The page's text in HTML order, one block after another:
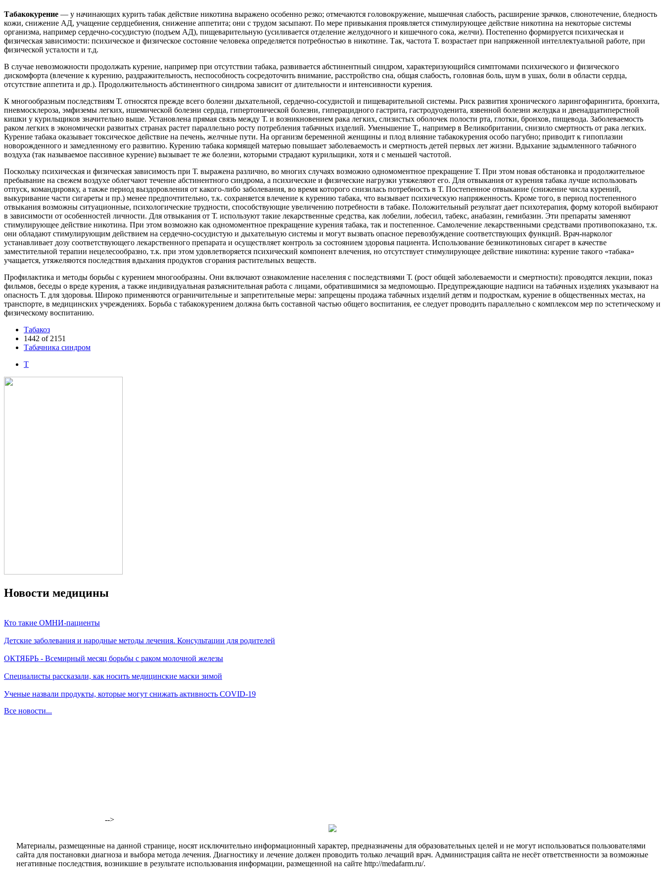
Табакокурение — у начинающих курить табак действие никотина выражено особенно резко; отмечаются головокружение, мышечная слабость, расширение зрачков, слюнотечение, бледность
кожи, снижение АД, учащение сердцебиения, снижение аппетита; они с трудом засыпают. По мере привыкания проявляется стимулирующее действие никотина на некоторые системы
организма, например сердечно-сосудистую (подъем АД), пищеварительную (усиливается отделение желудочного и кишечного сока, желчи). Постепенно формируется психическая и
физическая зависимости: психическое и физическое состояние человека определяется потребностью в никотине. Так, частота Т. возрастает при напряженной интеллектуальной работе, при
физической усталости и т.д.
В случае невозможности продолжать курение, например при отсутствии табака, развивается абстинентный синдром, характеризующийся симптомами психического и физического
дискомфорта (влечение к курению, раздражительность, неспособность сосредоточить внимание, расстройство сна, общая слабость, головная боль, шум в ушах, боли в области сердца,
отсутствие аппетита и др.). Продолжительность абстинентного синдрома зависит от длительности и интенсивности курения.
К многообразным последствиям Т. относятся прежде всего болезни дыхательной, сердечно-сосудистой и пищеварительной системы. Риск развития хронического ларингофарингита, бронхита,
пневмосклероза, эмфиземы легких, ишемической болезни сердца, гипертонической болезни, гиперацидного гастрита, гастродуоденита, язвенной болезни желудка и двенадцатиперстной
кишки у курильщиков значительно выше. Установлена прямая связь между Т. и возникновением рака легких, слизистых оболочек полости рта, глотки, бронхов, пищевода. Заболеваемость
раком легких в экономически развитых странах растет параллельно росту потребления табачных изделий. Уменьшение Т., например в Великобритании, снизило смертность от рака легких.
Курение табака оказывает токсическое действие на печень, желчные пути. На организм беременной женщины и плод влияние табакокурения особо пагубно; приводит к гипоплазии
новорожденного и замедленному его развитию. Курению табака кормящей матерью повышает заболеваемость и смертность детей первых лет жизни. Вдыхание задымленного табачного
воздуха (так называемое пассивное курение) вызывает те же болезни, которыми страдают курильщики, хотя и с меньшей частотой.
Поскольку психическая и физическая зависимость при Т. выражена различно, во многих случаях возможно одномоментное прекращение Т. При этом новая обстановка и продолжительное
пребывание на свежем воздухе облегчают течение абстинентного синдрома, а психические и физические нагрузки утяжеляют его. Для отвыкания от курения табака лучше использовать
отпуск, командировку, а также период выздоровления от какого-либо заболевания, во время которого снизилась потребность в Т. Постепенное отвыкание (снижение числа курений,
выкуривание части сигареты и пр.) менее предпочтительно, т.к. сохраняется влечение к курению табака, что вызывает психическую напряженность. Кроме того, в период постепенного
отвыкания возможны ситуационные, психологические трудности, способствующие увеличению потребности в табаке. Положительный результат дает психотерапия, форму которой выбирают
в зависимости от особенностей личности. Для отвыкания от Т. используют такие лекарственные средства, как лобелии, лобесил, табекс, анабазин, гемибазин. Эти препараты заменяют
стимулирующее действие никотина. При этом возможно как одномоментное прекращение курения табака, так и постепенное. Самолечение лекарственными средствами противопоказано, т.к.
они обладают стимулирующим действием на сердечно-сосудистую и дыхательную системы и могут вызвать опасное перевозбуждение соответствующих функций. Врач-нарколог
устанавливает дозу соответствующего лекарственного препарата и осуществляет контроль за состоянием здоровья пациента. Использование безникотиновых сигарет в качестве
заместительной терапии нецелесообразно, т.к. при этом удовлетворяется психический компонент влечения, но отсутствует стимулирующее действие никотина: курение такого «табака»
учащается, утяжеляются последствия вдыхания продуктов сгорания растительных веществ.
Профилактика и методы борьбы с курением многообразны. Они включают ознакомление населения с последствиями Т. (рост общей заболеваемости и смертности): проводятся лекции, показ
фильмов, беседы о вреде курения, а также индивидуальная разъяснительная работа с лицами, обратившимися за медпомощью. Предупреждающие надписи на табачных изделиях указывают на
опасность Т. для здоровья. Широко применяются ограничительные и запретительные меры: запрещены продажа табачных изделий детям и подросткам, курение в общественных местах, на
транспорте, в медицинских учреждениях. Борьба с табакокурением должна быть составной частью общего воспитания, ее следует проводить параллельно с комплексом мер по эстетическому и
физическому воспитанию.
Табакоз
1442 of 2151
Табачника синдром
Т
Новости медицины
Кто такие ОМНИ-пациенты
Детские заболевания и народные методы лечения. Консультации для родителей
ОКТЯБРЬ - Всемирный месяц борьбы с раком молочной железы
Специалисты рассказали, как носить медицинские маски зимой
Ученые назвали продукты, которые могут снижать активность COVID-19
Все новости...
-->
Материалы, размещенные на данной странице, носят исключительно информационный характер, предназначены для образовательных целей и не могут использоваться пользователями
сайта для постановки диагноза и выбора метода лечения. Диагностику и лечение должен проводить только лечащий врач. Администрация сайта не несёт ответственности за возможные
негативные последствия, возникшие в результате использования информации, размещенной на сайте http://medafarm.ru/.